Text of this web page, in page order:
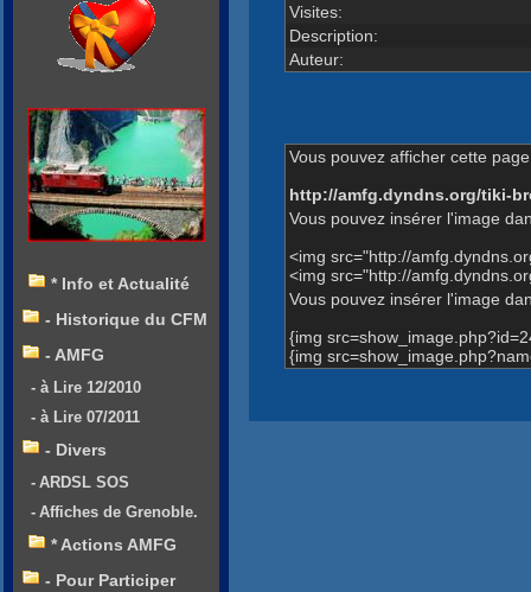
Visites:
Description:
Auteur:
Vous pouvez afficher cette
http://amfg.dyndns.org/tiki-
Vous pouvez insérer l'image
<img src="http://
<img src="http://
Vous pouvez insérer l'image
{img
{img
* Info et Actualité
- Historique du CFM
- AMFG
- à Lire 12/2010
- à Lire 07/2011
- Divers
- ARDSL SOS
- Affiches de Grenoble.
* Actions AMFG
- Pour Participer